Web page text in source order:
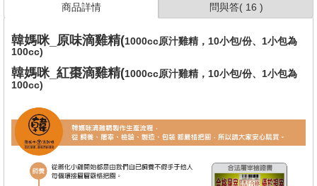
商品詳情 問與答( 16 )
韓媽咪_原味滴雞精(1000cc原汁雞精，10小包/份、1小包為
100cc)
韓媽咪_紅棗滴雞精(1000cc原汁雞精，10小包/份、1小包為
100cc)